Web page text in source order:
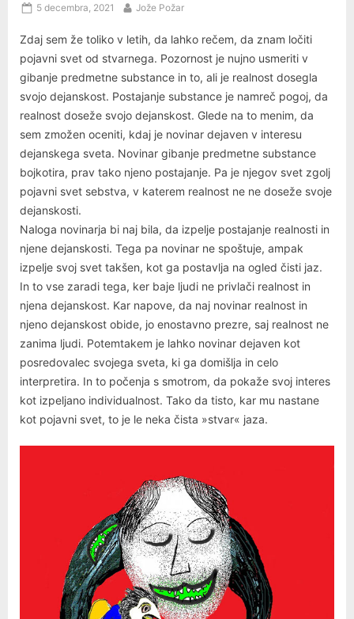
Posted
5 decembra, 2021 By
Jože Požar
Zdaj sem že toliko v letih, da lahko rečem, da znam ločiti
pojavni svet od stvarnega. Pozornost je nujno usmeriti v
gibanje predmetne substance in to, ali je realnost dosegla
svojo dejanskost. Postajanje substance je namreč pogoj, da
realnost doseže svojo dejanskost. Glede na to menim, da
sem zmožen oceniti, kdaj je novinar dejaven v interesu
dejanskega sveta. Novinar gibanje predmetne substance
bojkotira, prav tako njeno postajanje. Pa je njegov svet zgolj
pojavni svet sebstva, v katerem realnost ne ne doseže svoje
dejanskosti.
Naloga novinarja bi naj bila, da izpelje postajanje realnosti in
njene dejanskosti. Tega pa novinar ne spoštuje, ampak
izpelje svoj svet takšen, kot ga postavlja na ogled čisti jaz.
In to vse zaradi tega, ker baje ljudi ne privlači realnost in
njena dejanskost. Kar napove, da naj novinar realnost in
njeno dejanskost obide, jo enostavno prezre, saj realnost ne
zanima ljudi. Potemtakem je lahko novinar dejaven kot
posredovalec svojega sveta, ki ga domišlja in celo
interpretira. In to počenja s smotrom, da pokaže svoj interes
kot izpeljano individualnost. Tako da tisto, kar mu nastane
kot pojavni svet, to je le neka čista »stvar« jaza.